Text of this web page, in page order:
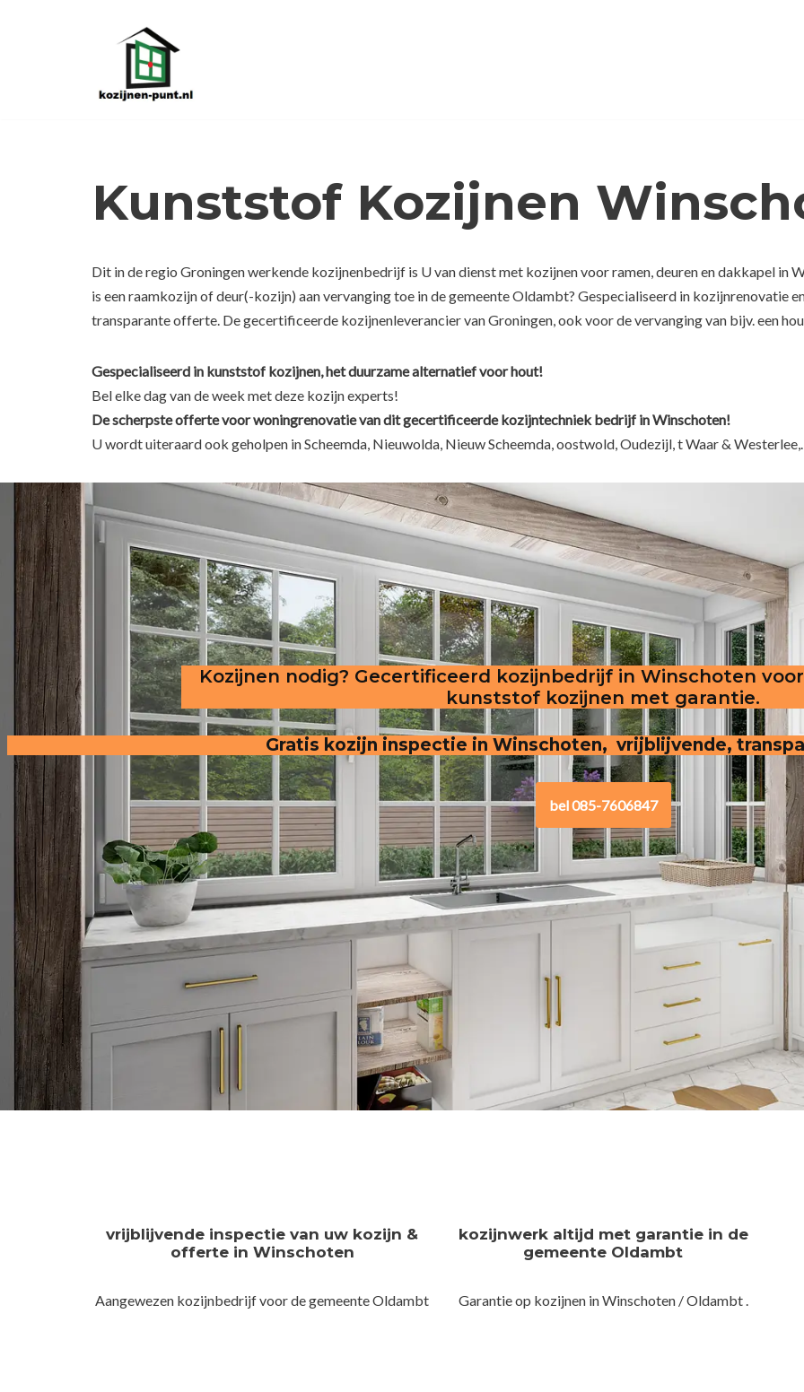
Kunststof Kozijnen
Dit in de regio Groningen werkende kozijnenbedrijf is U van dienst met kozijnen voor ramen, deuren en dakkapel in
is een raamkozijn of deur(-kozijn) aan vervanging toe in de gemeente Oldambt? Gespecialiseerd in kozijnrenovatie
transparante offerte. De gecertificeerde kozijnenleverancier van Groningen, ook voor de vervanging van bijv. een
Gespecialiseerd in kunststof kozijnen, het duurzame alternatief voor hout!
Bel elke dag van de week met deze kozijn experts!
De scherpsteofferte voor woningrenovatie van dit gecertificeerde kozijntechniek bedrijf in Winschoten!
U wordt uiteraard ook geholpen in Scheemda, Nieuwolda, Nieuw Scheemda, oostwold, Oudezijl, t Waar & Westerlee,.
Kozijnen nodig? Gecertificeerd kozijnbedrijf in Winschoten
kunststof kozijnen met garantie.
Gratis kozijn inspectie in Winschoten, vrijblijvende,
bel 085-7606847
vrijblijvende inspectie van uw kozijn &
offerte in Winschoten
Aangewezen kozijnbedrijf voor de gemeente Oldambt
kozijnwerk altijd met garantie in de
gemeente Oldambt
Garantie op kozijnen in Winschoten / Oldambt .